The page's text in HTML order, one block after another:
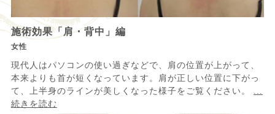
施術効果「肩・背中」編
女性
現代人はパソコンの使い過ぎなどで、肩の位置が上がって、
本来よりも首が短くなっています。肩が正しい位置に下がっ
て、上半身のラインが美しくなった様子をご覧ください。 ...
続きを読む